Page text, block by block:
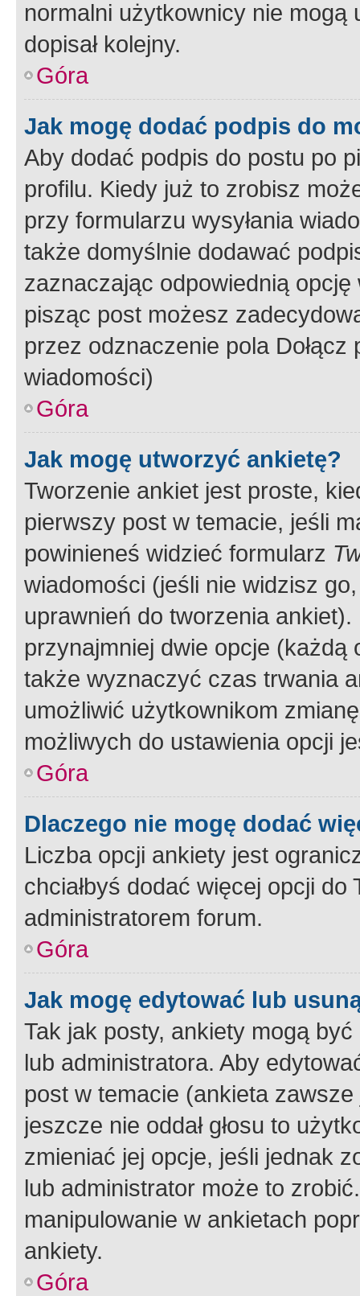
normalni użytkownicy nie
dopisał kolejny.
Góra
Jak mogę dodać podpis do
Aby dodać podpis do postu po
profilu. Kiedy już to zrobisz
przy formularzu wysyłania
także domyślnie dodawać
zaznaczając odpowiednią
pisząc post możesz
przez odznaczenie pola
wiadomości)
Góra
Jak mogę utworzyć ankietę?
Tworzenie ankiet jest proste,
pierwszy post w temacie, jeśli
powinieneś widzieć formularz
wiadomości (jeśli nie widzisz
uprawnień do tworzenia
przynajmniej dwie opcje
także wyznaczyć czas trwania
umożliwić użytkownikom
możliwych do ustawienia opcji
Góra
Dlaczego nie mogę dodać
Liczba opcji ankiety jest
chciałbyś dodać więcej opcji
administratorem forum.
Góra
Jak mogę edytować lub
Tak jak posty, ankiety mogą
lub administratora. Aby
post w temacie (ankieta
jeszcze nie oddał głosu to
zmieniać jej opcje, jeśli jednak
lub administrator może to
manipulowanie w ankietach
ankiety.
Góra